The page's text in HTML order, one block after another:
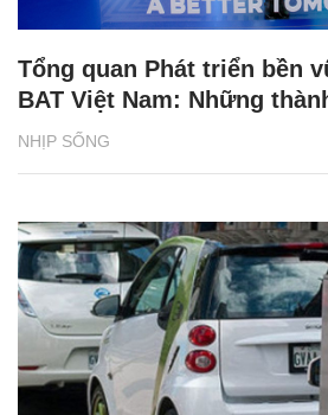
NHỊP SỐNG
Tổng quan Phát triển bền
BAT Việt Nam: Những